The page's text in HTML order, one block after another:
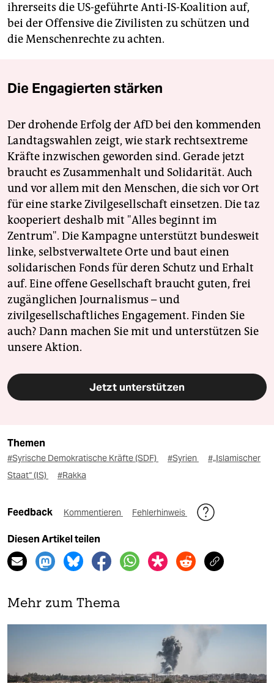
ihrerseits die US-geführte Anti-IS-Koalition auf,
bei der Offensive die Zivilisten zu schützen und
die Menschenrechte zu achten.
Die Engagierten stärken
Der drohende Erfolg der AfD bei den kommenden
Landtagswahlen zeigt, wie stark rechtsextreme
Kräfte inzwischen geworden sind. Gerade jetzt
braucht es Zusammenhalt und Solidarität. Auch
und vor allem mit den Menschen, die sich vor Ort
für eine starke Zivilgesellschaft einsetzen. Die taz
kooperiert deshalb mit "Alles beginnt im
Zentrum". Die Kampagne unterstützt bundesweit
linke, selbstverwaltete Orte und baut einen
solidarischen Fonds für deren Schutz und Erhalt
auf. Eine offene Gesellschaft braucht guten, frei
zugänglichen Journalismus – und
zivilgesellschaftliches Engagement. Finden Sie
auch? Dann machen Sie mit und unterstützen Sie
unsere Aktion.
Jetzt unterstützen
Themen
#Syrische Demokratische Kräfte (SDF) #Syrien
#„Islamischer
Staat“ (IS)
#Rakka
Feedback Kommentieren Fehlerhinweis
Diesen Artikel teilen
Mehr zum Thema